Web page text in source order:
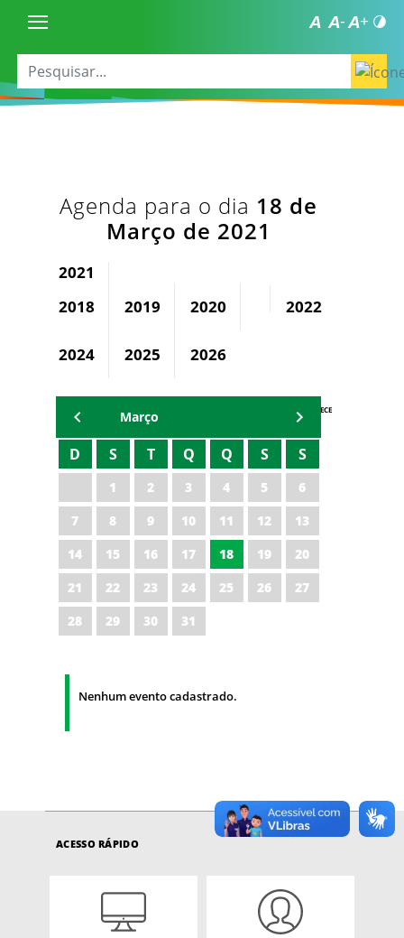
Agenda para o dia 18 de
Março de 2021
2021
2018
2019 2020 2022
2024 2025 2026
AGENDA IPECE
Março
D S T Q Q S S
1 2 3 4 5
6
7
8 9 10 11 12
13
14
15 16 17 18 19
20
21
22 23 24 25 26
27
28
29 30 31
Nenhum evento cadastrado.
ACESSO RÁPIDO